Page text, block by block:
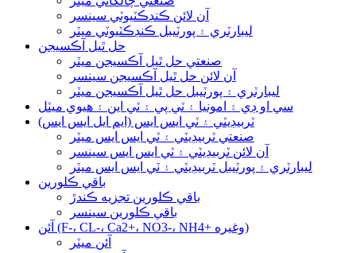
آن لائن ڪنڊڪٽيوٽي سينسر
ليبارٽري ۽ پورٽيبل ڪنڊڪٽيوٽي ميٽر
حل ٿيل آڪسيجن
صنعتي حل ٿيل آڪسيجن ميٽر
آن لائن حل ٿيل آڪسيجن سينسر
ليبارٽري ۽ پورٽيبل حل ٿيل آڪسيجن ميٽر
سي او ڊي ۽ امونيا ۽ ٽي پي ۽ ٽي اين ۽ هيوي ميٽل
ٽربيڊيٽي ۽ ٽي ايس ايس (ايم ايل ايس ايس)
صنعتي ٽربيڊيٽي ۽ ٽي ايس ايس ميٽر
آن لائن ٽربيڊيٽي ۽ ٽي ايس ايس سينسر
ليبارٽري ۽ پورٽيبل ٽربيڊيٽي ۽ ٽي ايس ايس ميٽر
باقي ڪلورين
باقي ڪلورين تجزيه ڪندڙ
باقي ڪلورين سينسر
آئن (F-، CL-، Ca2+، NO3-، NH4+ وغيره)
آئن ميٽر